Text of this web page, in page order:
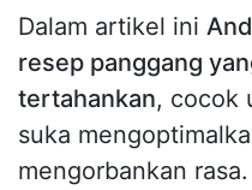
Dalam artikel ini
resep panggang
tertahankan, cocok
suka
mengorbankan rasa.